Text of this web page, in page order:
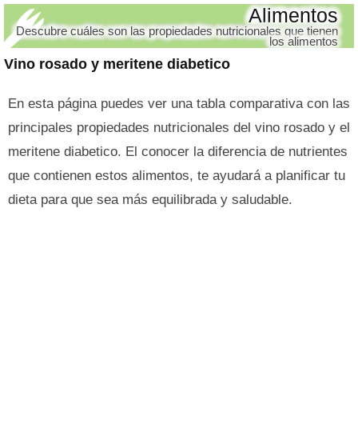
Vino rosado y meritene diabetico
Alimentos
Descubre cuáles son las propiedades nutricionales que tienen
los alimentos
En esta página puedes ver una tabla comparativa con las
principales propiedades nutricionales del vino rosado y el
meritene diabetico. El conocer la diferencia de nutrientes
que contienen estos alimentos, te ayudará a planificar tu
dieta para que sea más equilibrada y saludable.